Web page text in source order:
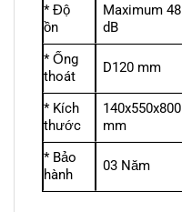
* Độ
ồn
Maximum 48
dB
* Ống
thoát
D120 mm
* Kích
thước
140x550x800
mm
* Bảo
hành
03 Năm